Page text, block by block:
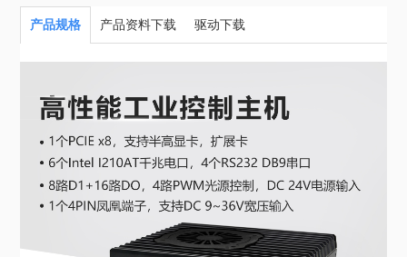
产品规格 产品资料下载 驱动下载